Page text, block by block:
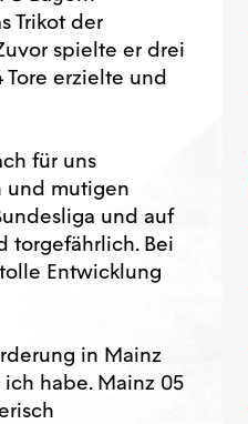
Trikot der
spielte er drei
Tore erzielte und
für uns
und mutigen
und auf
torgefährlich. Bei
Entwicklung
in Mainz
habe. Mainz 05